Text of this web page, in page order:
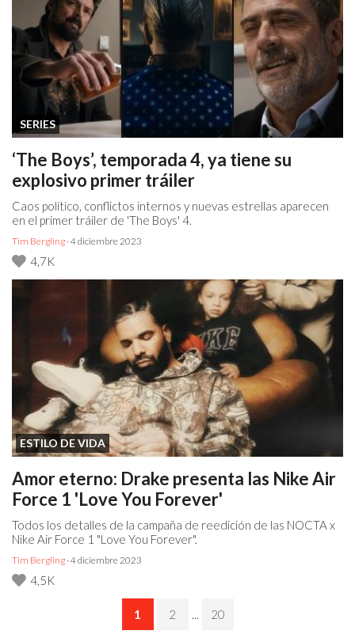
SERIES
‘The Boys’, temporada 4, ya tiene su
explosivo primer tráiler
Caos político, conflictos internos y nuevas estrellas aparecen
en el primer tráiler de 'The Boys' 4.
Tim Bergling · 4 diciembre 2023
4,7K
ESTILO DE VIDA
Amor eterno: Drake presenta las Nike Air
Force 1 'Love You Forever'
Todos los detalles de la campaña de reedición de las NOCTA x
Nike Air Force 1 "Love You Forever".
Tim Bergling · 4 diciembre 2023
4,5K
1 2 20